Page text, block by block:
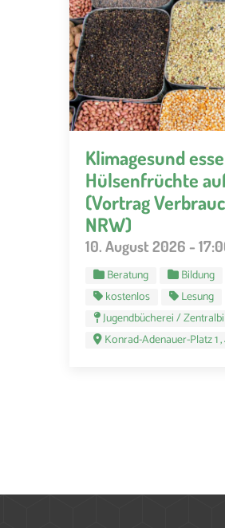
Klimagesund
Hülsenfrüchte
(Vortrag
NRW)
10. August 2026 -
Beratung Bildung
kostenlos
Lesung
Jugendbücherei /
Konrad-Adenauer-Platz 1